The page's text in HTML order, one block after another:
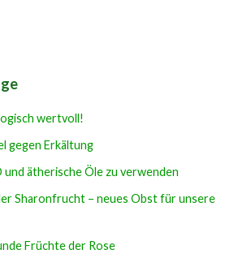
wertvoll!
gegen Erkältung
und ätherische Öle zu verwenden
Sharonfrucht – neues Obst für unsere
Früchte der Rose